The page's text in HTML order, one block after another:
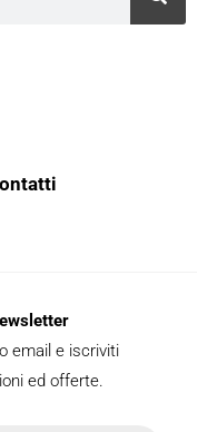
email e iscriviti
ed offerte.